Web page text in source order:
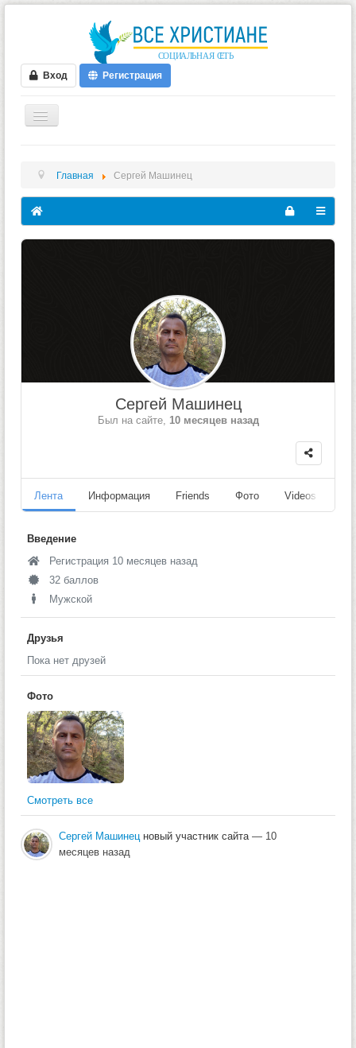
Вход Регистрация
ФОРУМ
ВИДЕО
БЛОГИ
Главная Сергей Машинец
Сергей Машинец
Был на сайте, 10 месяцев назад
Лента Информация Friends Фото Videos
Введение
Регистрация 10 месяцев назад
32 баллов
Мужской
Друзья
Пока нет друзей
Фото
Смотреть все
Сергей Машинец новый участник сайта — 10
месяцев назад